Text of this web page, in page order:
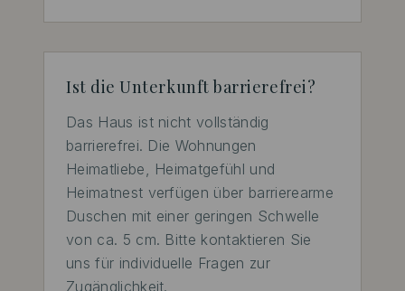
Ist die Unterkunft barrierefrei?
Das Haus ist nicht vollständig
barrierefrei. Die Wohnungen
Heimatliebe, Heimatgefühl und
Heimatnest verfügen über barrierearme
Duschen mit einer geringen Schwelle
von ca. 5 cm. Bitte kontaktieren Sie
uns für individuelle Fragen zur
Zugänglichkeit.